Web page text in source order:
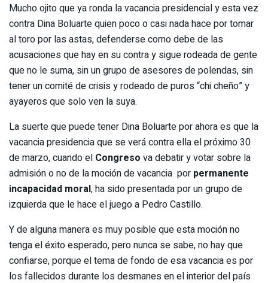
Mucho ojito que ya ronda la vacancia presidencial y esta vez
contra Dina Boluarte quien poco o casi nada hace por tomar
al toro por las astas, defenderse como debe de las
acusaciones que hay en su contra y sigue rodeada de gente
que no le suma, sin un grupo de asesores de polendas, sin
tener un comité de crisis y rodeado de puros “chi cheño” y
ayayeros que solo ven la suya.
La suerte que puede tener Dina Boluarte por ahora es que la
vacancia presidencia que se verá contra ella el próximo 30
de marzo, cuando el Congreso va debatir y votar sobre la
admisión o no de la moción de vacancia por permanente
incapacidad moral, ha sido presentada por un grupo de
izquierda que le hace el juego a Pedro Castillo.
Y de alguna manera es muy posible que esta moción no
tenga el éxito esperado, pero nunca se sabe, no hay que
confiarse, porque el tema de fondo de esa vacancia es por
los fallecidos durante los desmanes en el interior del país